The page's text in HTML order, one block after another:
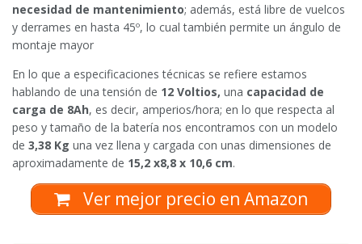
necesidad de mantenimiento; además, está libre de vuelcos
y derrames en hasta 45º, lo cual también permite un ángulo de
montaje mayor
En lo que a especificaciones técnicas se refiere estamos
hablando de una tensión de 12 Voltios, una capacidad de
carga de 8Ah, es decir, amperios/hora; en lo que respecta al
peso y tamaño de la batería nos encontramos con un modelo
de 3,38 Kg una vez llena y cargada con unas dimensiones de
aproximadamente de 15,2 x8,8 x 10,6 cm.
Ver mejor precio en Amazon